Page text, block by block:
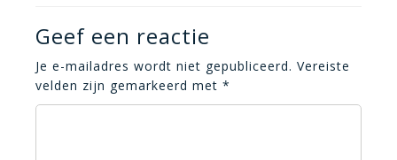
Geef een reactie
Je e-mailadres wordt niet gepubliceerd. Vereiste
velden zijn gemarkeerd met *